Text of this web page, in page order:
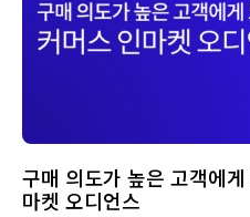
구매 의도가 높은 고객에
마켓 오디언스